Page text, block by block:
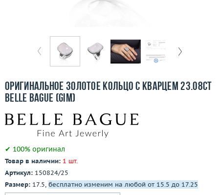
Покупка и оплата
Ломбард
Контакты
Оригинальное золотое кольцо с кварцем 23.08ct
Belle Bague (GIM)
✔ 100% оригинал
Товар в наличии: 1 шт.
Артикул: 150824/25
Размер: 17.5, бесплатно изменим на любой от 15.5 до 17.25